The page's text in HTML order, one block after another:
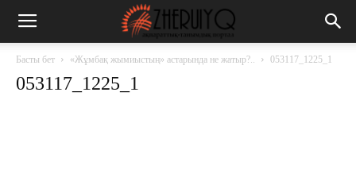
Басты бет «Жұмбақ жымиыстың» астарында не жатыр?.. 053117_1225_1
053117_1225_1